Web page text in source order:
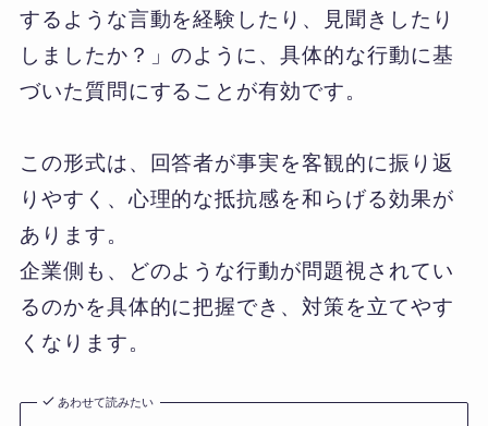
するような言動を経験したり、見聞きしたり
しましたか？」のように、具体的な行動に基
づいた質問にすることが有効です。
この形式は、回答者が事実を客観的に振り返
りやすく、心理的な抵抗感を和らげる効果が
あります。
企業側も、どのような行動が問題視されてい
るのかを具体的に把握でき、対策を立てやす
くなります。
あわせて読みたい